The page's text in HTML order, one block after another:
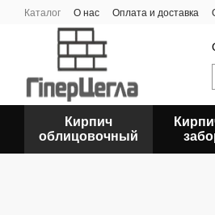
Перейти к основному контенту
Каталог О нас Оплата и доставка
Кирпич
облицовочный